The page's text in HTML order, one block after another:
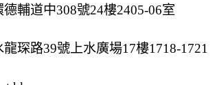
輔道中308號24樓2405-06室
琛路39號上水廣場17樓1718-1721